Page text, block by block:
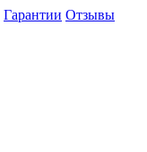
Гарантии Отзывы